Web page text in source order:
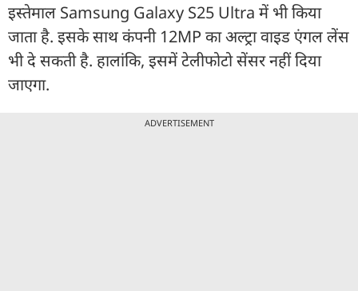
इस्तेमाल Samsung Galaxy S25 Ultra में भी किया
जाता है. इसके साथ कंपनी 12MP का अल्ट्रा वाइड एंगल लेंस
भी दे सकती है. हालांकि, इसमें टेलीफोटो सेंसर नहीं दिया
जाएगा.
ADVERTISEMENT